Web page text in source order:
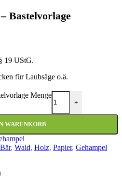
Bastelvorlage
19 UStG.
für Laubsäge o.ä.
Menge
+
WARENKORB
Bär, Wald, Holz, Papier, Gehampel